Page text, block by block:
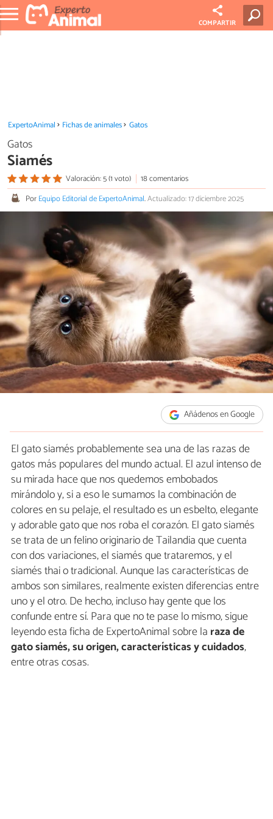
COMPARTIR
ExpertoAnimal Fichas de animales Gatos
Gatos
Siamés
Valoración: 5 (1 voto)
18 comentarios
PorEquipo Editorial de ExpertoAnimal.Actualizado: 17 diciembre 2025
Añádenos en Google
El gato siamés probablemente sea una de las razas de
gatos más populares del mundo actual. El azul intenso de
su mirada hace que nos quedemos embobados
mirándolo y, si a eso le sumamos la combinación de
colores en su pelaje, el resultado es un esbelto, elegante
y adorable gato que nos roba el corazón. El gato siamés
se trata de un felino originario de Tailandia que cuenta
con dos variaciones, el siamés que trataremos, y el
siamés thai o tradicional. Aunque las características de
ambos son similares, realmente existen diferencias entre
uno y el otro. De hecho, incluso hay gente que los
confunde entre sí. Para que no te pase lo mismo, sigue
leyendo esta ficha de ExpertoAnimal sobre la raza de
gato siamés, su origen, características y cuidados,
entre otras cosas.